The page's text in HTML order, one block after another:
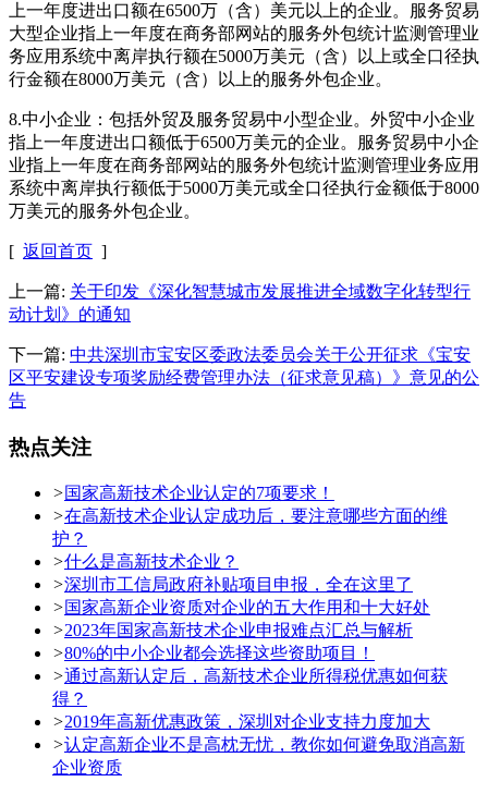
上一年度进出口额在6500万（含）美元以上的企业。服务贸易
大型企业指上一年度在商务部网站的服务外包统计监测管理业
务应用系统中离岸执行额在5000万美元（含）以上或全口径执
行金额在8000万美元（含）以上的服务外包企业。
8.中小企业：包括外贸及服务贸易中小型企业。外贸中小企业
指上一年度进出口额低于6500万美元的企业。服务贸易中小企
业指上一年度在商务部网站的服务外包统计监测管理业务应用
系统中离岸执行额低于5000万美元或全口径执行金额低于8000
万美元的服务外包企业。
[ 返回首页 ]
上一篇: 关于印发《深化智慧城市发展推进全域数字化转型行
动计划》的通知
下一篇: 中共深圳市宝安区委政法委员会关于公开征求《宝安
区平安建设专项奖励经费管理办法（征求意见稿）》意见的公
告
热点关注
>国家高新技术企业认定的7项要求！
>在高新技术企业认定成功后，要注意哪些方面的维
护？
>什么是高新技术企业？
>深圳市工信局政府补贴项目申报，全在这里了
>国家高新企业资质对企业的五大作用和十大好处
>2023年国家高新技术企业申报难点汇总与解析
>80%的中小企业都会选择这些资助项目！
>通过高新认定后，高新技术企业所得税优惠如何获
得？
>2019年高新优惠政策，深圳对企业支持力度加大
>认定高新企业不是高枕无忧，教你如何避免取消高新
企业资质